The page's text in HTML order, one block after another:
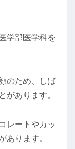
学部医学科を
のため、しば
があります。
レートやカッ
あります。